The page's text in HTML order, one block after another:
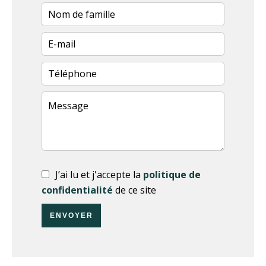
J’ai lu et j'accepte la politique de
confidentialité de ce site
ENVOYER